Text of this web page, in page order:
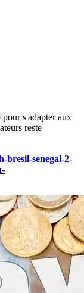
s'adapter aux
reste
bresil-senegal-2-